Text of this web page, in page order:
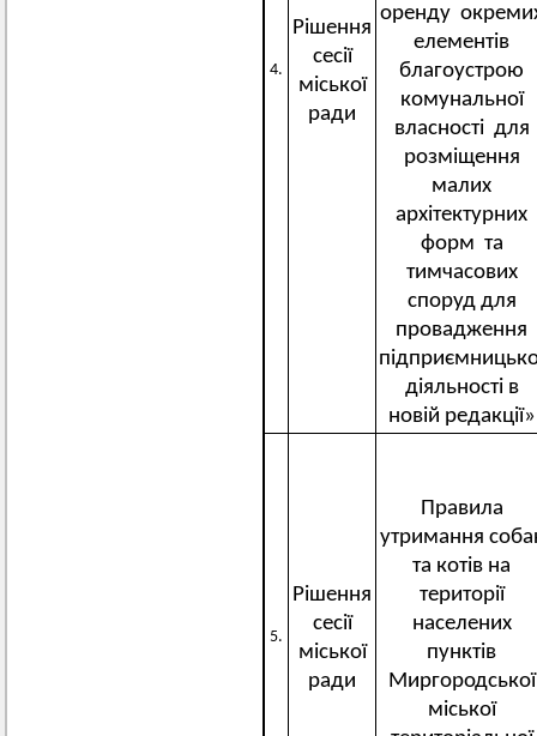
4.
Рішення
сесії
міської
ради
оренду
елементів
благоустрою
комунальної
власності для
розміщення
малих
архітектурних
форм та
тимчасових
споруд для
провадження
діяльності в
новій редакції»
5.
Рішення
сесії
міської
ради
Правила
утримання
та котів на
території
населених
пунктів
Миргородської
міської